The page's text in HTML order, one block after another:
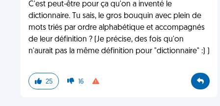
C'est peut-être pour ça qu'on a inventé le
dictionnaire. Tu sais, le gros bouquin avec plein de
mots triés par ordre alphabétique et accompagnés
de leur définition ? (Je précise, des fois qu'on
n'aurait pas la même définition pour "dictionnaire" :) )
25 16